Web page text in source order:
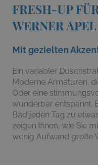
FRESH-UP
WERNER
Mit gezielten
Ein variabler
Moderne Armaturen,
Oder eine
wunderbar entspannt.
Bad jeden Tag zu
zeigen Ihnen, wie Sie
wenig Aufwand große